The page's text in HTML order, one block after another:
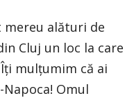
mereu alături de
Cluj un loc la care
mulțumim că ai
Omul